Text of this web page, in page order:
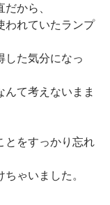
から、
われていたランプ
した気分になっ
て考えないまま
とをすっかり忘れ
ゃいました。
アラジンと魔法のラ